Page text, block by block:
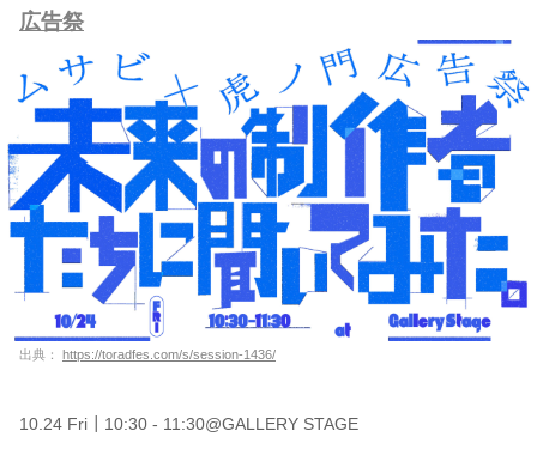
広告祭
出典： https://toradfes.com/s/session-1436/
10.24 Fri┃10:30 - 11:30@GALLERY STAGE